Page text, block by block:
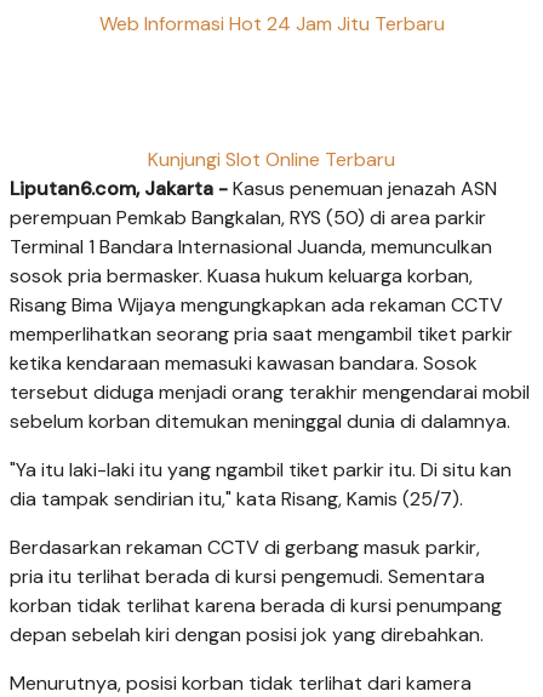
Web Informasi Hot 24 Jam Jitu Terbaru
Kunjungi Slot Online Terbaru
Liputan6.com, Jakarta -Kasus penemuan jenazah ASN
perempuan Pemkab Bangkalan, RYS (50) di area parkir
Terminal 1 Bandara Internasional Juanda, memunculkan
sosok pria bermasker. Kuasa hukum keluarga korban,
Risang Bima Wijaya mengungkapkan ada rekaman CCTV
memperlihatkan seorang pria saat mengambil tiket parkir
ketika kendaraan memasuki kawasan bandara. Sosok
tersebut diduga menjadi orang terakhir mengendarai mobil
sebelum korban ditemukan meninggal dunia di dalamnya.
"Ya itu laki-laki itu yang ngambil tiket parkir itu. Di situ kan
dia tampak sendirian itu," kata Risang, Kamis (25/7).
Berdasarkan rekaman CCTV di gerbang masuk parkir,
pria itu terlihat berada di kursi pengemudi. Sementara
korban tidak terlihat karena berada di kursi penumpang
depan sebelah kiri dengan posisi jok yang direbahkan.
Menurutnya, posisi korban tidak terlihat dari kamera